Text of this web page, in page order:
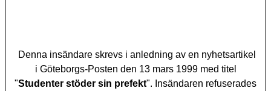
Denna insändare skrevs i anledning av en nyhetsartikel
i Göteborgs-Posten den 13 mars 1999 med titel
"Studenter stöder sin prefekt". Insändaren refuserades